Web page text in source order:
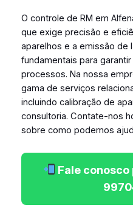
O controle de RM em
que exige precisão e
aparelhos e a emissão de
fundamentais para
processos. Na nossa
gama de serviços
incluindo calibração de
consultoria. Contate-nos
sobre como podemos
Fale conosco